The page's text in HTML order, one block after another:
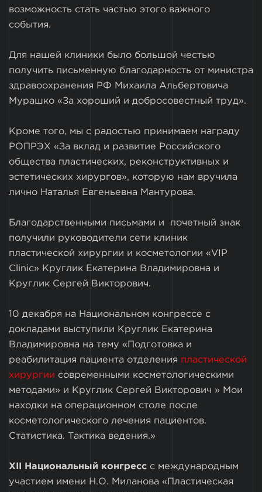
возможность стать частью этого важного
события.
Для нашей клиники было большой честью
получить письменную благодарность от министра
здравоохранения РФ Михаила Альбертовича
Мурашко «За хороший и добросовестный труд».
Кроме того, мы с радостью принимаем награду
РОПРЭХ «За вклад и развитие Российского
общества пластических, реконструктивных и
эстетических хирургов», которую нам вручила
лично Наталья Евгеньевна Мантурова.
Благодарственными письмами и почетный знак
получили руководители сети клиник
пластической хирургии и косметологии «VIP
Clinic» Круглик Екатерина Владимировна и
Круглик Сергей Викторович.
10 декабря на Национальном конгрессе с
докладами выступили Круглик Екатерина
Владимировна на тему «Подготовка и
реабилитация пациента отделения пластической
хирургии современными косметологическими
методами» и Круглик Сергей Викторович » Мои
находки на операционном столе после
косметологического лечения пациентов.
Статистика. Тактика ведения.»
XII Национальный конгресс с международным
участием имени Н.О. Миланова «Пластическая